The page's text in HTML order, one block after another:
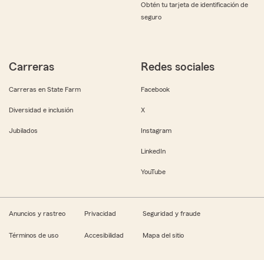
Obtén tu tarjeta de identificación de
seguro
Carreras
Carreras en State Farm
Diversidad e inclusión
Jubilados
Redes sociales
Facebook
X
Instagram
LinkedIn
YouTube
Anuncios y rastreo Privacidad Seguridad y fraude
Términos de uso Accesibilidad Mapa del sitio